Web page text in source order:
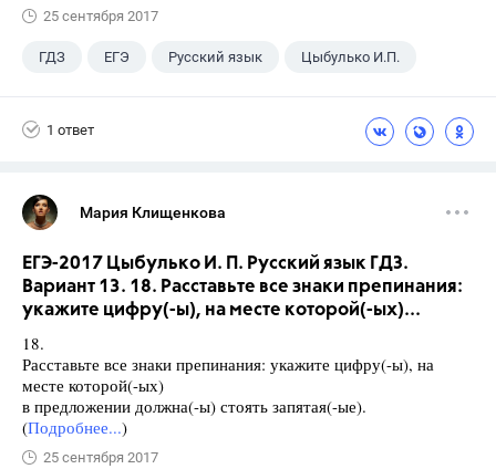
25 сентября 2017
ГДЗ ЕГЭ Русский язык Цыбулько И.П.
1 ответ
Мария Клищенкова
ЕГЭ-2017 Цыбулько И. П. Русский язык ГДЗ.
Вариант 13. 18. Расставьте все знаки препинания:
укажите цифру(-ы), на месте которой(-ых)...
18.
Расставьте все знаки препинания: укажите цифру(-ы), на
месте которой(-ых)
в предложении должна(-ы) стоять запятая(-ые).
(Подробнее...)
25 сентября 2017